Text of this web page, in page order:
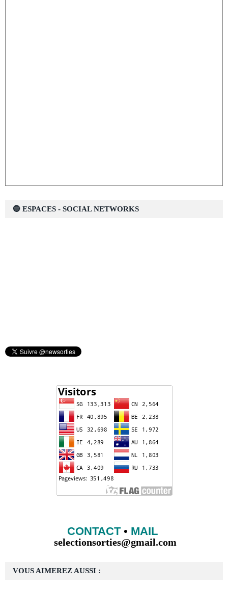
VOUS AIMEREZ AUSSI :
🔵 ESPACES - SOCIAL NETWORKS
CONTACT• MAIL
selectionsorties@gmail.com